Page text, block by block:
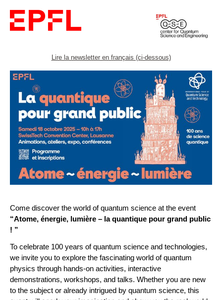
Lire la newsletter en français (ci-dessous)
Come discover the world of quantum science at the event
“Atome, énergie, lumière – la quantique pour grand public
! ”
To celebrate 100 years of quantum science and technologies,
we invite you to explore the fascinating world of quantum
physics through hands-on activities, interactive
demonstrations, workshops, and talks. Whether you are new
to the subject or already intrigued by quantum science, this